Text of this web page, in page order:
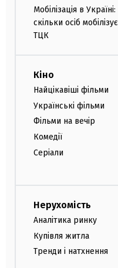
Мобілізація в Україні:
скільки осіб мобілізує
ТЦК
Кіно
Найцікавіші фільми
Українські фільми
Фільми на вечір
Комедії
Серіали
Нерухомість
Аналітика ринку
Купівля житла
Тренди і натхнення